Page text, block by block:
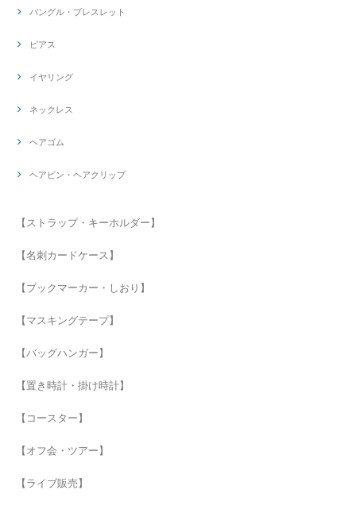
バングル・ブレスレット
ピアス
イヤリング
ネックレス
ヘアゴム
ヘアピン・ヘアクリップ
【ストラップ・キーホルダー】
【名刺カードケース】
【ブックマーカー・しおり】
【マスキングテープ】
【バッグハンガー】
【置き時計・掛け時計】
【コースター】
【オフ会・ツアー】
【ライブ販売】